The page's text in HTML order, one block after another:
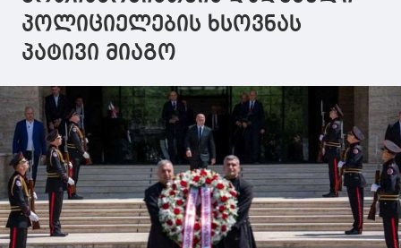
რეგიონისთვის
მნიშვნელოვანი
კერა გახდება
პოლიციელების ხსოვნას
პატივი მიაგო